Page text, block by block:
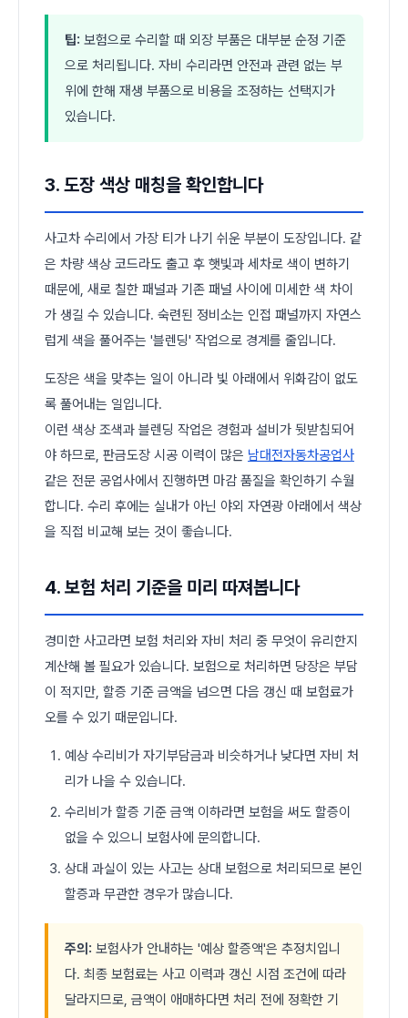
팁: 보험으로 수리할 때 외장 부품은 대부분 순정 기준
으로 처리됩니다. 자비 수리라면 안전과 관련 없는 부
위에 한해 재생 부품으로 비용을 조정하는 선택지가
있습니다.
3. 도장 색상 매칭을 확인합니다
사고차 수리에서 가장 티가 나기 쉬운 부분이 도장입니다. 같
은 차량 색상 코드라도 출고 후 햇빛과 세차로 색이 변하기
때문에, 새로 칠한 패널과 기존 패널 사이에 미세한 색 차이
가 생길 수 있습니다. 숙련된 정비소는 인접 패널까지 자연스
럽게 색을 풀어주는 '블렌딩' 작업으로 경계를 줄입니다.
도장은 색을 맞추는 일이 아니라 빛 아래에서 위화감이 없도
록 풀어내는 일입니다.
이런 색상 조색과 블렌딩 작업은 경험과 설비가 뒷받침되어
야 하므로, 판금도장 시공 이력이 많은 남대전자동차공업사
같은 전문 공업사에서 진행하면 마감 품질을 확인하기 수월
합니다. 수리 후에는 실내가 아닌 야외 자연광 아래에서 색상
을 직접 비교해 보는 것이 좋습니다.
4. 보험 처리 기준을 미리 따져봅니다
경미한 사고라면 보험 처리와 자비 처리 중 무엇이 유리한지
계산해 볼 필요가 있습니다. 보험으로 처리하면 당장은 부담
이 적지만, 할증 기준 금액을 넘으면 다음 갱신 때 보험료가
오를 수 있기 때문입니다.
예상 수리비가 자기부담금과 비슷하거나 낮다면 자비 처
리가 나을 수 있습니다.
수리비가 할증 기준 금액 이하라면 보험을 써도 할증이
없을 수 있으니 보험사에 문의합니다.
상대 과실이 있는 사고는 상대 보험으로 처리되므로 본인
할증과 무관한 경우가 많습니다.
주의: 보험사가 안내하는 '예상 할증액'은 추정치입니
다. 최종 보험료는 사고 이력과 갱신 시점 조건에 따라
달라지므로, 금액이 애매하다면 처리 전에 정확한 기